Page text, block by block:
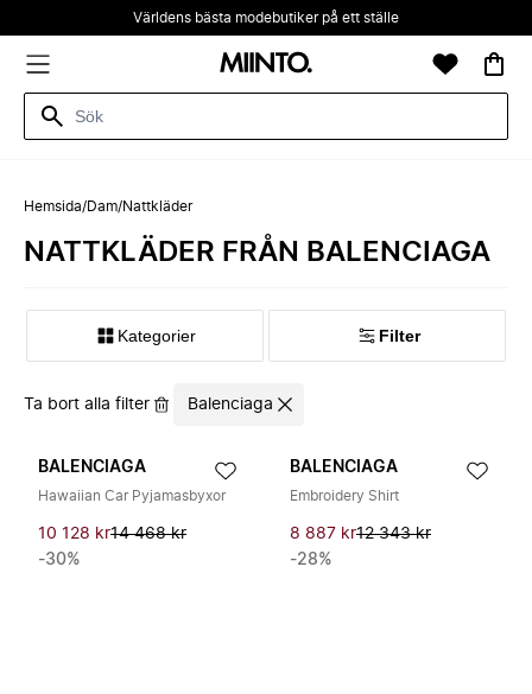
Världens bästa modebutiker på ett ställe
Hemsida/Dam/Nattkläder
NATTKLÄDER FRÅN BALENCIAGA
Kategorier Filter
Ta bort alla filter Balenciaga
BALENCIAGA
Hawaiian Car Pyjamasbyxor
10 128 kr14 468 kr
-30%
BALENCIAGA
Embroidery Shirt
8 887 kr12 343 kr
-28%